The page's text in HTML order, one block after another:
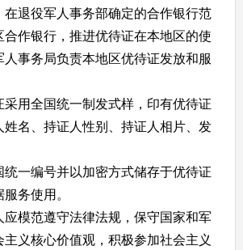
退役军人事务部确定的合作银行范
作银行，推进优待证在本地区的使
事务局负责本地区优待证发放和服
采用全国统一制发式样，印有优待证
名、持证人性别、持证人相片、发
一编号并以加密方式储存于优待证
务使用。
应模范遵守法律法规，保守国家和军
义核心价值观，积极参加社会主义